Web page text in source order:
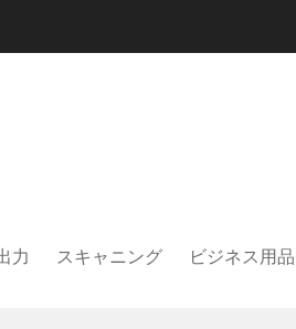
力 スキャニング ビジネス用品